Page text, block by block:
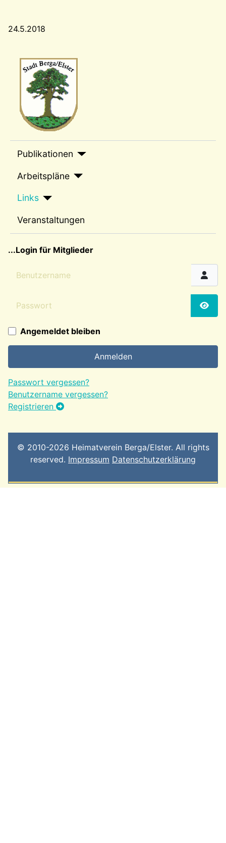
Publikationen
Arbeitspläne
Links
Veranstaltungen
...Login für Mitglieder
Benutzername
Angemeldet bleiben
Anmelden
Passwort vergessen?
Benutzername vergessen?
Registrieren
24.5.2018
© 2010-2026 Heimatverein Berga/Elster. All rights
reserved. Impressum Datenschutzerklärung